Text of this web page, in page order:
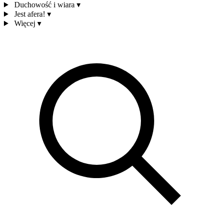
Duchowość i wiara ▾
Jest afera! ▾
Więcej ▾